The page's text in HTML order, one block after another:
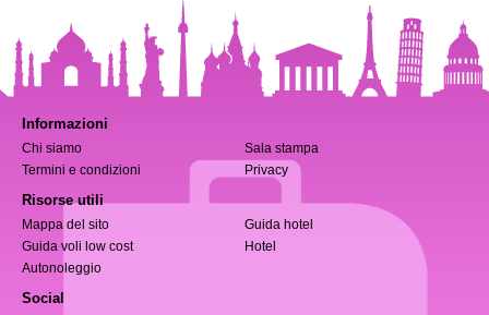
Informazioni
Chi siamo
Sala stampa
Termini e condizioni
Privacy
Risorse utili
Mappa del sito
Guida hotel
Guida voli low cost
Hotel
Autonoleggio
Social